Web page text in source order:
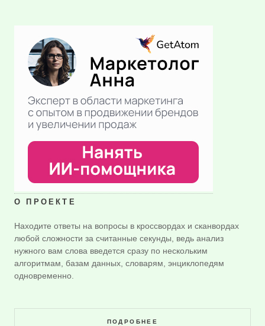
О ПРОЕКТЕ
Находите ответы на вопросы в кроссвордах и сканвордах
любой сложности за считанные секунды, ведь анализ
нужного вам слова введется сразу по нескольким
алгоритмам, базам данных, словарям, энциклопедям
одновременно.
ПОДРОБНЕЕ